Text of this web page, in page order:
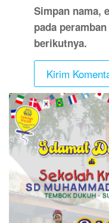
Simpan nama,
pada
berikutnya.